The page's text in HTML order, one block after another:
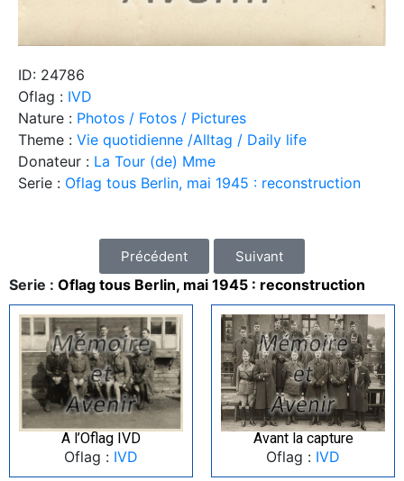
ID: 24786
Oflag : IVD
Nature : Photos / Fotos / Pictures
Theme : Vie quotidienne /Alltag / Daily life
Donateur : La Tour (de) Mme
Serie : Oflag tous Berlin, mai 1945 : reconstruction
Précédent Suivant
Serie : Oflag tous Berlin, mai 1945 : reconstruction
A l’Oflag IVD
Oflag : IVD
Avant la capture
Oflag : IVD